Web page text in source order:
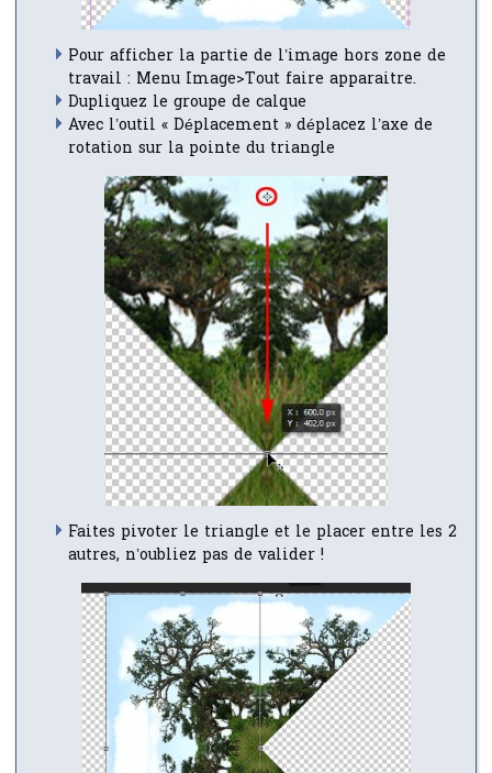
Pour afficher la partie de l’image hors zone de
travail : Menu Image>Tout faire apparaitre.
Dupliquez le groupe de calque
Avec l’outil « Déplacement » déplacez l’axe de
rotation sur la pointe du triangle
Faites pivoter le triangle et le placer entre les 2
autres, n’oubliez pas de valider !